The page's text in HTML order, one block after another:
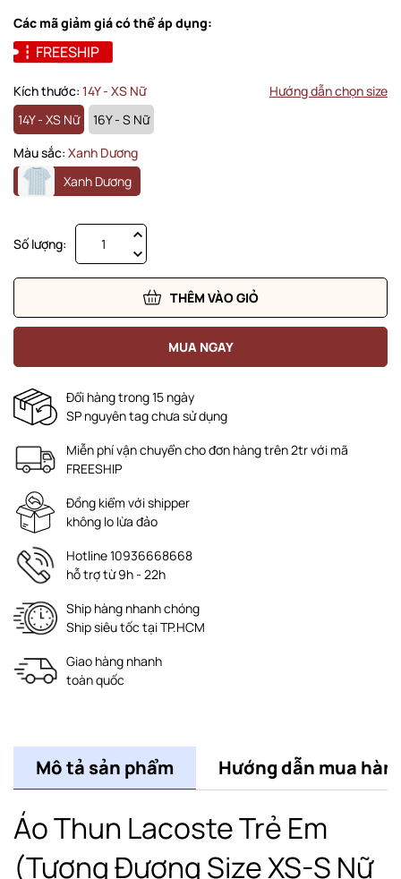
Các mã giảm giá có thể áp dụng:
FREESHIP
Kích thước: 14Y - XS Nữ
Hướng dẫn chọn size
14Y - XS Nữ
16Y - S Nữ
Màu sắc: Xanh Dương
Xanh Dương
Số lượng:
THÊM VÀO GIỎ
MUA NGAY
Đổi hàng trong 15 ngày
SP nguyên tag chưa sử dụng
Miễn phí vận chuyển cho đơn hàng trên 2tr với mã
FREESHIP
Đồng kiểm với shipper
không lo lừa đảo
Hotline 10936668668
hỗ trợ từ 9h - 22h
Ship hàng nhanh chóng
Ship siêu tốc tại TP.HCM
Giao hàng nhanh
toàn quốc
Mô tả sản phẩm Hướng dẫn mua
Áo Thun Lacoste Trẻ Em
(Tương Đương Size XS-S Nữ